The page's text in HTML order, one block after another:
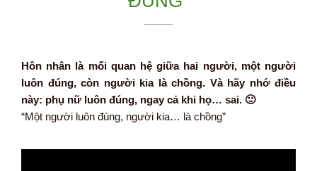
Hôn nhân là mối quan hệ giữa hai người, một người
luôn đúng, còn người kia là chồng. Và hãy nhớ điều
này: phụ nữ luôn đúng, ngay cả khi họ… sai. 🙂
“Một người luôn đúng, người kia… là chồng”